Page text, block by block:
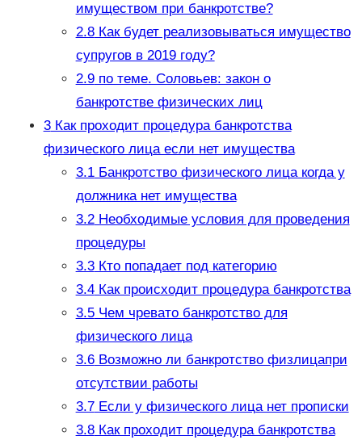
имуществом при банкротстве?
2.8Как будет реализовываться имущество
супругов в 2019 году?
2.9по теме. Соловьев: закон о
банкротстве физических лиц
3Как проходит процедура банкротства
физического лица если нет имущества
3.1Банкротство физического лица когда у
должника нет имущества
3.2Необходимые условия для проведения
процедуры
3.3Кто попадает под категорию
3.4Как происходит процедура банкротства
3.5Чем чревато банкротство для
физического лица
3.6Возможно ли банкротство физлицапри
отсутствии работы
3.7Если у физического лица нет прописки
3.8Как проходит процедура банкротства